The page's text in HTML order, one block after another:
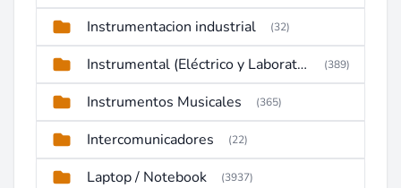
Instrumentacion industrial (32)
Instrumental (Eléctrico y Laboratorio) (389)
Instrumentos Musicales (365)
Intercomunicadores (22)
Laptop / Notebook (3937)